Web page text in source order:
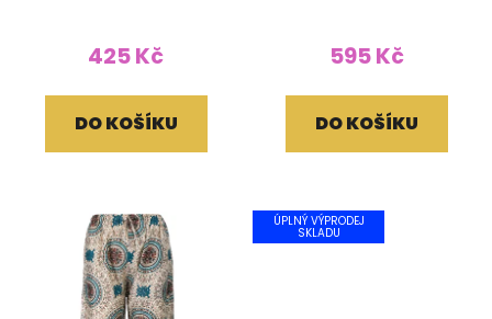
425 Kč
DO KOŠÍKU
595 Kč
DO KOŠÍKU
ÚPLNÝ VÝPRODEJ
SKLADU